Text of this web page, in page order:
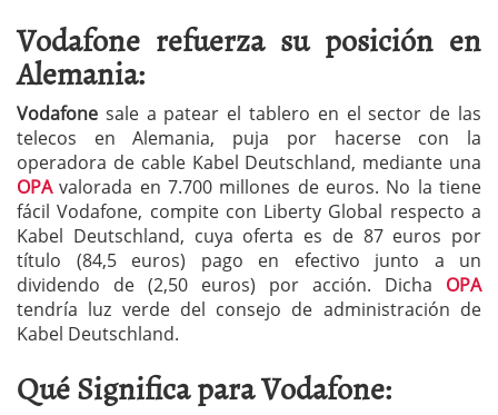
Vodafone refuerza su posición en
Alemania:
Vodafone sale a patear el tablero en el sector de las
telecos en Alemania, puja por hacerse con la
operadora de cable Kabel Deutschland, mediante una
OPAvalorada en 7.700 millones de euros. No la tiene
fácil Vodafone, compite con Liberty Global respecto a
Kabel Deutschland, cuya oferta es de 87 euros por
título (84,5 euros) pago en efectivo junto a un
dividendo de (2,50 euros) por acción. Dicha OPA
tendría luz verde del consejo de administración de
Kabel Deutschland.
Qué Significa para Vodafone: